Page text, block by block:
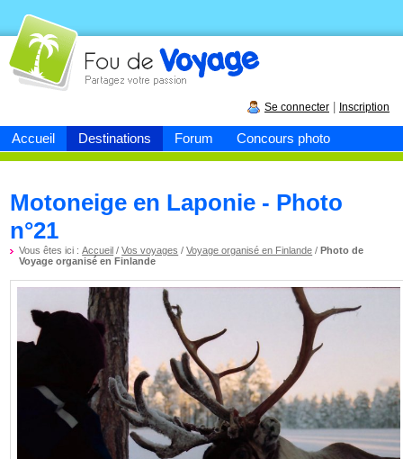
Accueil Destinations Forum Concours photo
Fou devoyage
Se connecter Inscription
Motoneige en Laponie - Photo
n°21
Vous êtes ici :Accueil /Vos voyages /Voyage organisé en Finlande /Photo de
Voyage organisé en Finlande